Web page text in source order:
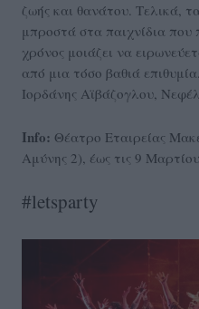
ζωής και θανάτου. Τελικά,
μπροστά στα παιχνίδια που
χρόνος μοιάζει να
από μια τόσο βαθιά
Ιορδάνης Αϊβάζογλου,
Info: Θέατρο Εταιρείας
Αμύνης 2), έως τις 9
#letsparty